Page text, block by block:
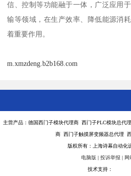
信、控制等功能融于一体，广泛应用
输等领域，在生产效率、降低能源消
着重要作用。
m.xmzdeng.b2b168.com
主营产品：德国西门子模块代理商 西门子PLC模块总代
商 西门子触摸屏变频器总代理
版权所有：上海诗幕自动化
电脑版 | 投诉举报 | 网
技术支持：